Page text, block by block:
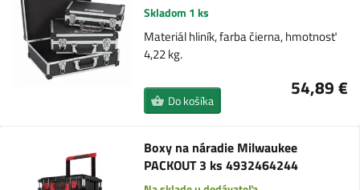
Skladom 1 ks
Materiál hliník, farba čierna, hmotnosť
4,22 kg.
54,89 €
Do košíka
Boxy na náradie Milwaukee
PACKOUT 3 ks 4932464244